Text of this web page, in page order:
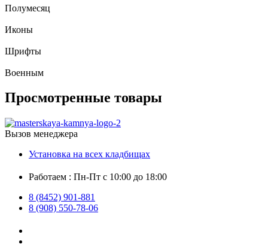
Полумесяц
Иконы
Шрифты
Военным
Просмотренные товары
Вызов менеджера
Установка на всех кладбищах
Работаем : Пн-Пт с 10:00 до 18:00
8 (8452) 901-881
8 (908) 550-78-06